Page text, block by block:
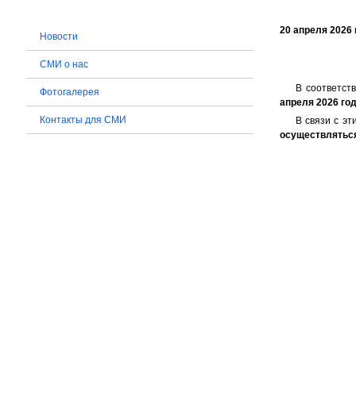
Новости
СМИ о нас
Фотогалерея
Контакты для СМИ
20 апреля 2026
В
апреля 2026
В связи с